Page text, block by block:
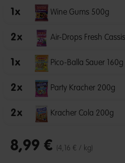
1x Wine Gums 500g
2x Air-Drops Fresh
1x Pico-Balla Sauer 160g
2x Party Kracher 200g
2x Kracher Cola 200g
8,99 € (4,16 € / kg)